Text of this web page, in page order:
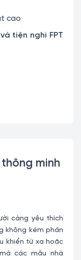
minh
càng yêu thích
không kém phần
khiển từ xa hoặc
các mẫu nhà
cao
tiện nghi FPT